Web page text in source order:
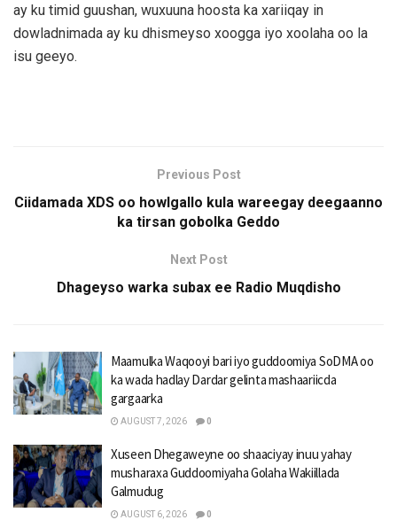
ay ku timid guushan, wuxuuna hoosta ka xariiqay in
dowladnimada ay ku dhismeyso xoogga iyo xoolaha oo la
isu geeyo.
Previous Post
Ciidamada XDS oo howlgallo kula wareegay deegaanno
ka tirsan gobolka Geddo
Next Post
Dhageyso warka subax ee Radio Muqdisho
Maamulka Waqooyi bari iyo guddoomiya SoDMA oo
ka wada hadlay Dardar gelinta mashaariicda
gargaarka
AUGUST 7, 2026 0
Xuseen Dhegaweyne oo shaaciyay inuu yahay
musharaxa Guddoomiyaha Golaha Wakiillada
Galmudug
AUGUST 6, 2026 0